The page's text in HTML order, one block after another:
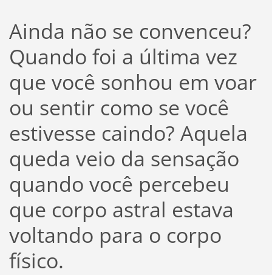
Ainda não se convenceu?
Quando foi a última vez
que você sonhou em voar
ou sentir como se você
estivesse caindo? Aquela
queda veio da sensação
quando você percebeu
que corpo astral estava
voltando para o corpo
físico.